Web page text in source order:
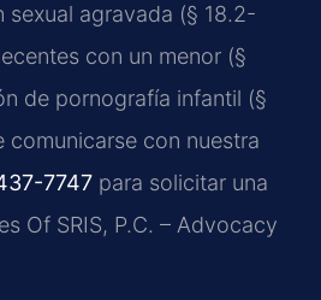
sexual agravada (§ 18.2-
con un menor (§
de pornografía infantil (§
comunicarse con nuestra
7747 para solicitar una
Of SRIS, P.C. – Advocacy